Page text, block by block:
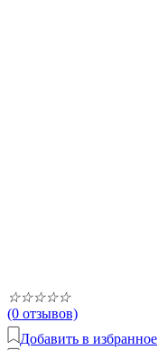
☆☆☆☆☆
(0 отзывов)
Добавить в избранное